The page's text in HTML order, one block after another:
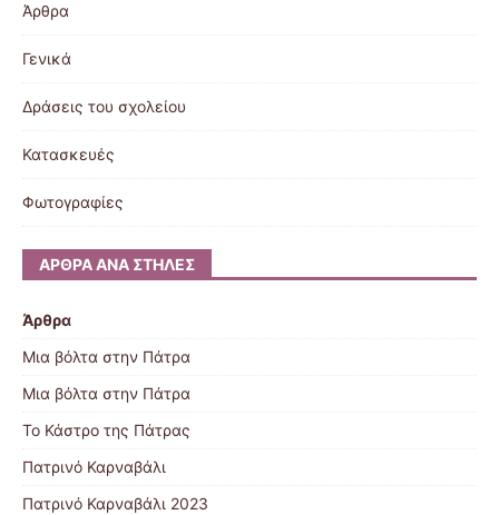
Άρθρα
Γενικά
Δράσεις του σχολείου
Κατασκευές
Φωτογραφίες
ΆΡΘΡΑ ΑΝΆ ΣΤΉΛΕΣ
Άρθρα
Μια βόλτα στην Πάτρα
Μια βόλτα στην Πάτρα
Το Κάστρο της Πάτρας
Πατρινό Καρναβάλι
Πατρινό Καρναβάλι 2023